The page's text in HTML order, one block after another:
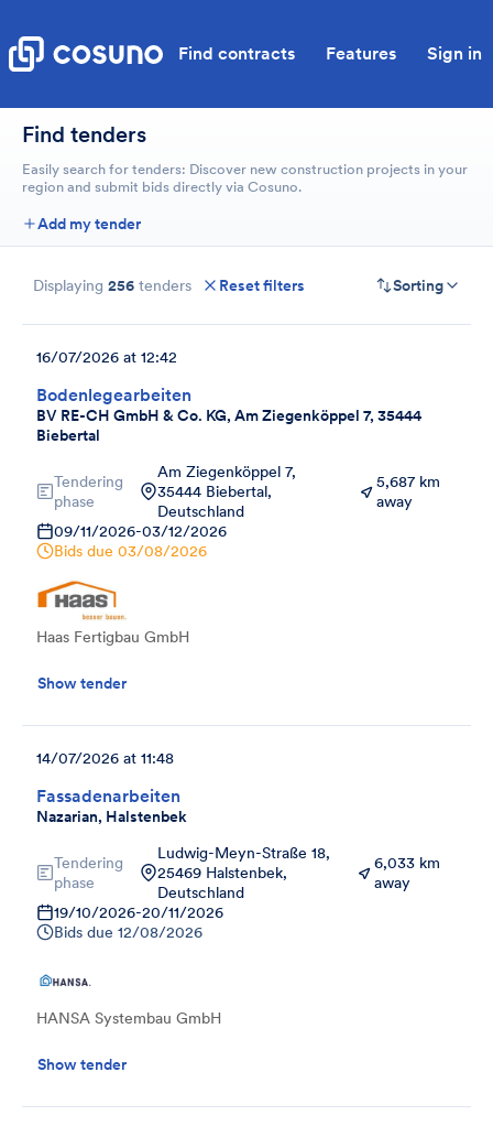
Find contracts Features Sign in
Find tenders
Easily search for tenders: Discover new construction projects in your
region and submit bids directly via Cosuno.
Add my tender
Displaying 256 tenders Reset filters Sorting
Bodenlegearbeiten
BV RE-CH GmbH & Co. KG, Am Ziegenköppel 7, 35444
Biebertal
16/07/2026 at 12:42
Tendering
phase
Am Ziegenköppel 7,
35444 Biebertal,
Deutschland
5,687 km
away
09/11/2026-03/12/2026
Bids due 03/08/2026
Haas Fertigbau GmbH
Show tender
Fassadenarbeiten
Nazarian, Halstenbek
14/07/2026 at 11:48
Tendering
phase
Ludwig-Meyn-Straße 18,
25469 Halstenbek,
Deutschland
6,033 km
away
19/10/2026-20/11/2026
Bids due 12/08/2026
HANSA Systembau GmbH
Show tender